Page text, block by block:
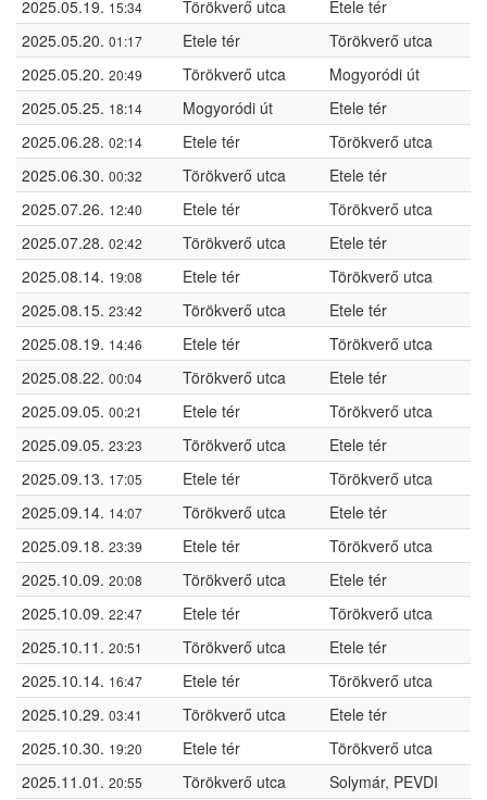
2025.05.19. 15:34 Törökverő utca
Etele tér
2025.05.20. 01:17 Etele tér
Törökverő utca
2025.05.20. 20:49 Törökverő utca
Mogyoródi út
2025.05.25. 18:14 Mogyoródi út
Etele tér
2025.06.28. 02:14 Etele tér
Törökverő utca
2025.06.30. 00:32 Törökverő utca
Etele tér
2025.07.26. 12:40 Etele tér
Törökverő utca
2025.07.28. 02:42 Törökverő utca
Etele tér
2025.08.14. 19:08 Etele tér
Törökverő utca
2025.08.15. 23:42 Törökverő utca
Etele tér
2025.08.19. 14:46 Etele tér
Törökverő utca
2025.08.22. 00:04 Törökverő utca
Etele tér
2025.09.05. 00:21 Etele tér
Törökverő utca
2025.09.05. 23:23 Törökverő utca
Etele tér
2025.09.13. 17:05 Etele tér
Törökverő utca
2025.09.14. 14:07 Törökverő utca
Etele tér
2025.09.18. 23:39 Etele tér
Törökverő utca
2025.10.09. 20:08 Törökverő utca
Etele tér
2025.10.09. 22:47 Etele tér
Törökverő utca
2025.10.11. 20:51 Törökverő utca
Etele tér
2025.10.14. 16:47 Etele tér
Törökverő utca
2025.10.29. 03:41 Törökverő utca
Etele tér
2025.10.30. 19:20 Etele tér
Törökverő utca
2025.11.01. 20:55 Törökverő utca
Solymár, PEVDI